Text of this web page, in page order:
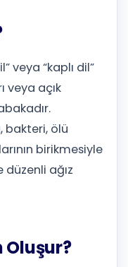
veya “kaplı dil”
veya açık
bakteri, ölü
birikmesiyle
düzenli ağız
Oluşur?